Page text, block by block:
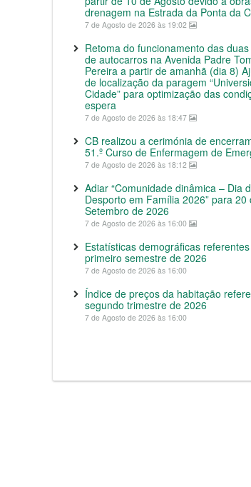
drenagem na Estrada da Ponta da
7 de Agosto de 2026 às 19:02
Retoma do funcionamento das
de autocarros na Avenida Padre
Pereira a partir de amanhã (dia 8)
de localização da paragem
Cidade” para optimização das
espera
7 de Agosto de 2026 às 18:47
CB realizou a cerimónia de
51.º Curso de Enfermagem de
7 de Agosto de 2026 às 18:12
Adiar “Comunidade dinâmica – Dia
Desporto em Família 2026” para 20
Setembro de 2026
7 de Agosto de 2026 às 16:00
Estatísticas demográficas
primeiro semestre de 2026
7 de Agosto de 2026 às 16:00
Índice de preços da habitação
segundo trimestre de 2026
7 de Agosto de 2026 às 16:00